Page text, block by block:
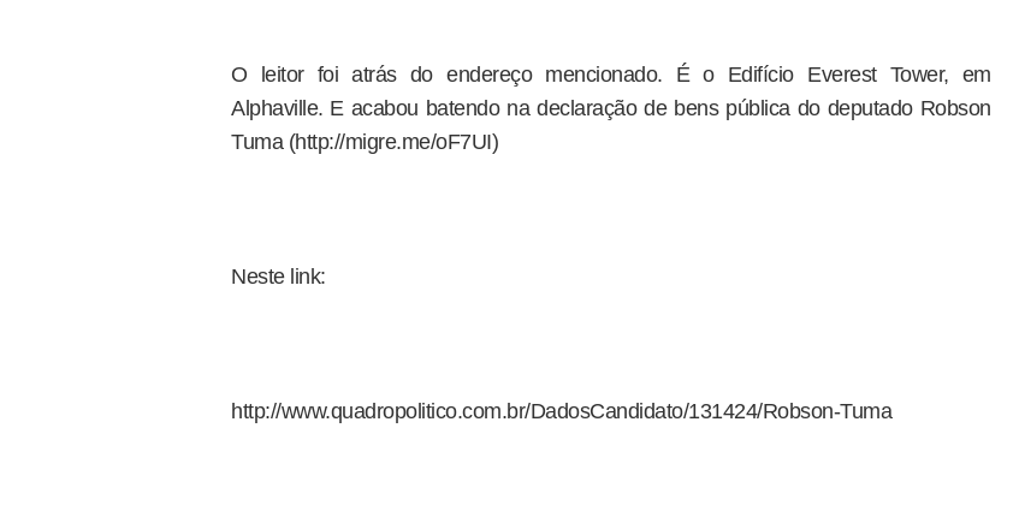
O leitor foi atrás do endereço mencionado. É o Edifício Everest Tower, em
Alphaville. E acabou batendo na declaração de bens pública do deputado Robson
Tuma (http://migre.me/oF7UI)
Neste link:
http://www.quadropolitico.com.br/DadosCandidato/131424/Robson-Tuma